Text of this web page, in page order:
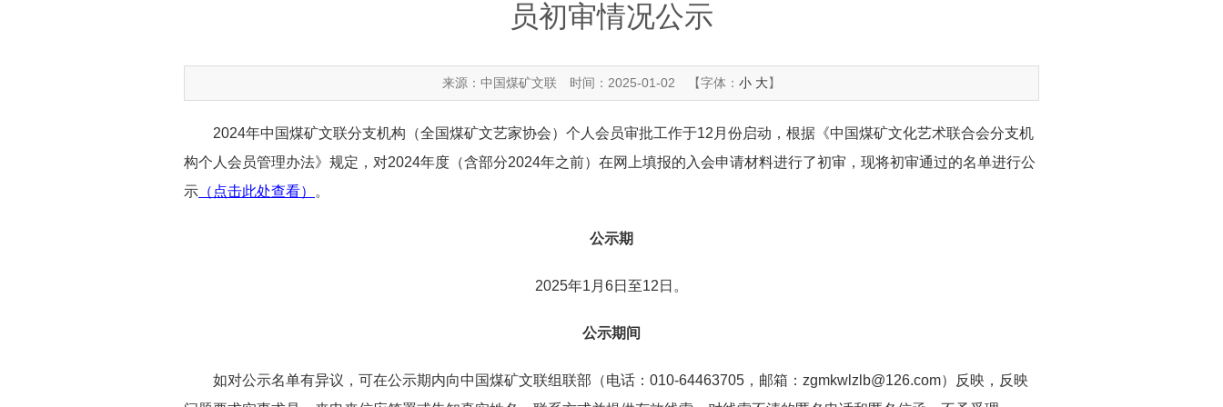
员初审情况公示
来源：中国煤矿文联 时间：2025-01-02 【字体： 小 大】
2024年中国煤矿文联分支机构（全国煤矿文艺家协会）个人会员审批工作于12月份启动，根据《中国煤矿文化艺术联合会分支机
构个人会员管理办法》规定，对2024年度（含部分2024年之前）在网上填报的入会申请材料进行了初审，现将初审通过的名单进行公
示 （点击此处查看） 。
公示期
2025年1月6日至12日。
公示期间
如对公示名单有异议，可在公示期内向中国煤矿文联组联部（电话：010-64463705，邮箱：zgmkwlzlb@126.com）反映，反映